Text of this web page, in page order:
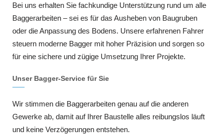
Bei uns erhalten Sie fachkundige Unterstützung rund um alle
Baggerarbeiten – sei es für das Ausheben von Baugruben
oder die Anpassung des Bodens. Unsere erfahrenen Fahrer
steuern moderne Bagger mit hoher Präzision und sorgen so
für eine sichere und zügige Umsetzung Ihrer Projekte.
Unser Bagger-Service für Sie
Wir stimmen die Baggerarbeiten genau auf die anderen
Gewerke ab, damit auf Ihrer Baustelle alles reibungslos läuft
und keine Verzögerungen entstehen.